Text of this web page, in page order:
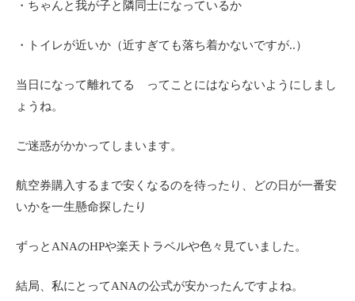
・ちゃんと我が子と隣同士になっているか
・トイレが近いか（近すぎても落ち着かないですが..）
当日になって離れてる ってことにはならないようにしまし
ょうね。
ご迷惑がかかってしまいます。
航空券購入するまで安くなるのを待ったり、どの日が一番安
いかを一生懸命探したり
ずっとANAのHPや楽天トラベルや色々見ていました。
結局、私にとってANAの公式が安かったんですよね。